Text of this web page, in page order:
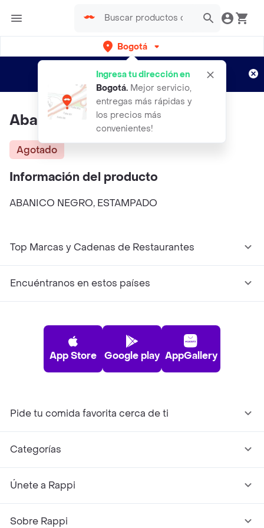
Bogotá
Ingresa tu dirección en
Bogotá. Mejor servicio,
entregas más rápidas y
los precios más
convenientes!
envíos gratis por semanas
Aplican TyC
Abanico Negro, Estampado
Agotado
Información del producto
ABANICO NEGRO, ESTAMPADO
Top Marcas y Cadenas de Restaurantes
Encuéntranos en estos países
App Store Google play AppGallery
Pide tu comida favorita cerca de ti
Categorías
Únete a Rappi
Sobre Rappi